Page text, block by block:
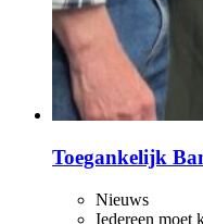
Toegankelijk
Nieuws
Iedereen moet